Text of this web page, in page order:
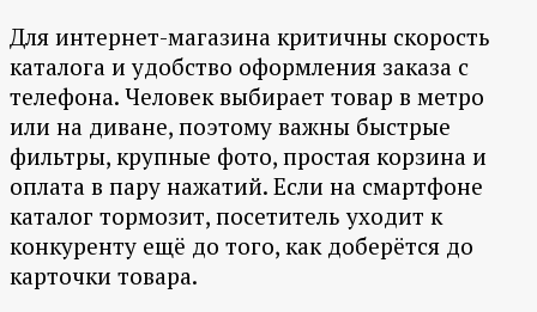
Для интернет-магазина критичны скорость
каталога и удобство оформления заказа с
телефона. Человек выбирает товар в метро
или на диване, поэтому важны быстрые
фильтры, крупные фото, простая корзина и
оплата в пару нажатий. Если на смартфоне
каталог тормозит, посетитель уходит к
конкуренту ещё до того, как доберётся до
карточки товара.